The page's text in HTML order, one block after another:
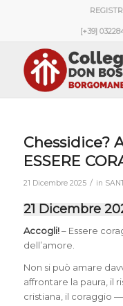
[+39]
Chessidice?
ESSERE
21 Dicembre 2025 / in
21 Dicembre
Accogli!– Essere
dell’amore.
Non si può amare
affrontare la paura, il
cristiana, il coraggio